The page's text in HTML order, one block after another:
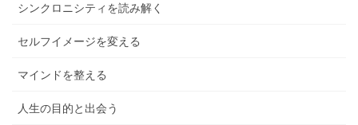
シンクロニシティを読み解く
セルフイメージを変える
マインドを整える
人生の目的と出会う